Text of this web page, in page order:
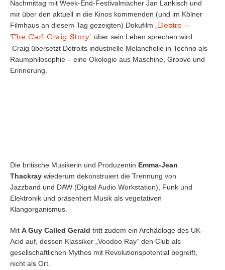
Nachmittag mit Week-End-Festivalmacher Jan Lankisch und
mir über den aktuell in die Kinos kommenden (und im Kölner
Filmhaus an diesem Tag gezeigten) Dokufilm „Desire –
The Carl Craig Story“ über sein Leben sprechen wird.
Craig übersetzt Detroits industrielle Melancholie in Techno als
Raumphilosophie – eine Ökologie aus Maschine, Groove und
Erinnerung.
Die britische Musikerin und Produzentin Emma-Jean
Thackray wiederum dekonstruiert die Trennung von
Jazzband und DAW (Digital Audio Workstation), Funk und
Elektronik und präsentiert Musik als vegetativen
Klangorganismus.
Mit A Guy Called Gerald tritt zudem ein Archäologe des UK-
Acid auf, dessen Klassiker „Voodoo Ray“ den Club als
gesellschaftlichen Mythos mit Revolutionspotential begreift,
nicht als Ort.